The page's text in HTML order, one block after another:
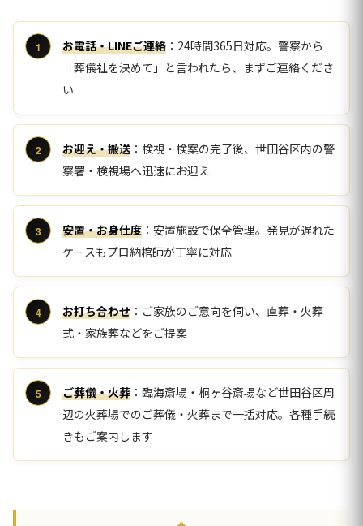
お電話・LINEご連絡 ：24時間365日対応。警察から
「葬儀社を決めて」と言われたら、まずご連絡くださ
い
お迎え・搬送 ：検視・検案の完了後、世田谷区内の警
察署・検視場へ迅速にお迎え
安置・お身仕度 ：安置施設で保全管理。発見が遅れた
ケースもプロ納棺師が丁寧に対応
お打ち合わせ ：ご家族のご意向を伺い、直葬・火葬
式・家族葬などをご提案
ご葬儀・火葬 ：臨海斎場・桐ヶ谷斎場など世田谷区周
辺の火葬場でのご葬儀・火葬まで一括対応。各種手続
きもご案内します